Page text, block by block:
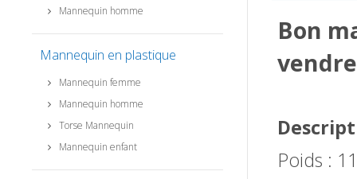
Mannequin homme
Mannequin en plastique
Mannequin femme
Mannequin homme
Torse Mannequin
Mannequin enfant
Bon
vendre
Poids :